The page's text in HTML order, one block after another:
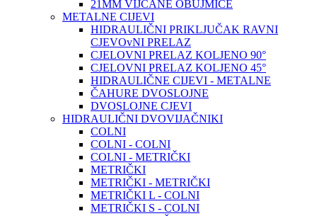
21MM VIJČANE OBUJMICE
METALNE CIJEVI
HIDRAULIČNI PRIKLJUČAK RAVNI
CJEVOvNI PRELAZ
CJELOVNI PRELAZ KOLJENO 90°
CJELOVNI PRELAZ KOLJENO 45°
HIDRAULIČNE CIJEVI - METALNE
ČAHURE DVOSLOJNE
DVOSLOJNE CJEVI
HIDRAULIČNI DVOVIJAČNIKI
COLNI
COLNI - COLNI
COLNI - METRIČKI
METRIČKI
METRIČKI - METRIČKI
METRIČKI L - COLNI
METRIČKI S - COLNI